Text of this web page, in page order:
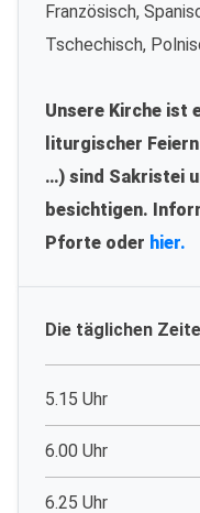
Französisch,
Tschechisch,
Unsere Kirche ist
liturgischer
…) sind Sakristei
besichtigen.
Pforte oder hier.
Die täglichen
5.15 Uhr
6.00 Uhr
6.25 Uhr